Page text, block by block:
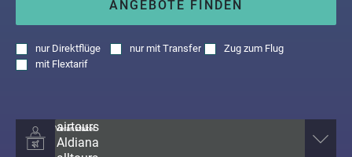
ANGEBOTE FINDEN
nur Direktflüge nurmit Transfer
Zug zum Flug
mit Flextarif
Veranstalter